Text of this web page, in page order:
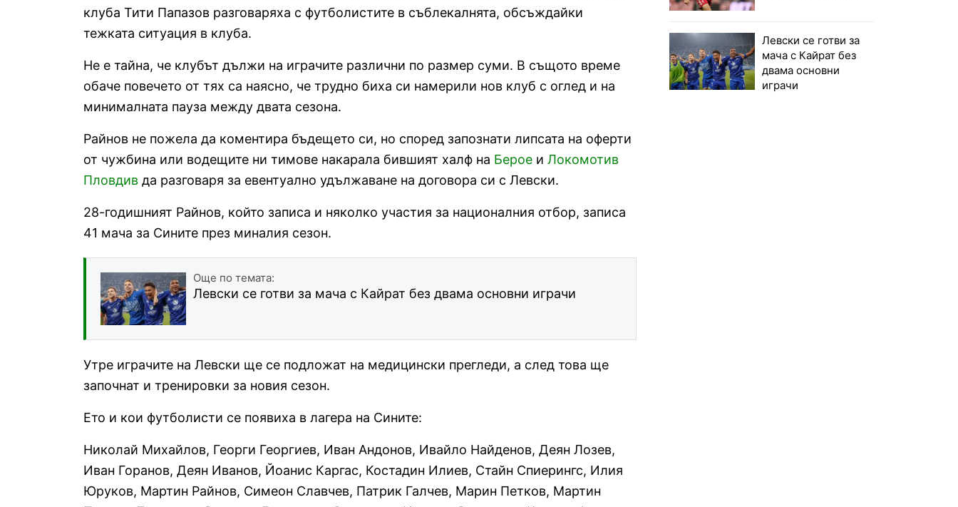
клуба Тити Папазов разговаряха с футболистите в съблекалнята, обсъждайки
тежката ситуация в клуба.
Не е тайна, че клубът дължи на играчите различни по размер суми. В същото време
обаче повечето от тях са наясно, че трудно биха си намерили нов клуб с оглед и на
минималната пауза между двата сезона.
Райнов не пожела да коментира бъдещето си, но според запознати липсата на оферти
от чужбина или водещите ни тимове накарала бившият халф на Берое и Локомотив
Пловдив да разговаря за евентуално удължаване на договора си с Левски.
28-годишният Райнов, който записа и няколко участия за националния отбор, записа
41 мача за Сините през миналия сезон.
Още по темата:
Левски се готви за мача с Кайрат без двама основни играчи
Утре играчите на Левски ще се подложат на медицински прегледи, а след това ще
започнат и тренировки за новия сезон.
Ето и кои футболисти се появиха в лагера на Сините:
Николай Михайлов, Георги Георгиев, Иван Андонов, Ивайло Найденов, Деян Лозев,
Иван Горанов, Деян Иванов, Йоанис Каргас, Костадин Илиев, Стайн Спиерингс, Илия
Юруков, Мартин Райнов, Симеон Славчев, Патрик Галчев, Марин Петков, Мартин
Левски се готви за
мача с Кайрат без
двама основни
играчи